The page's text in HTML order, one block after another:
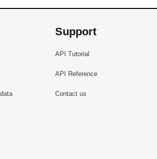
Support
API Tutorial
API Reference
Contact us